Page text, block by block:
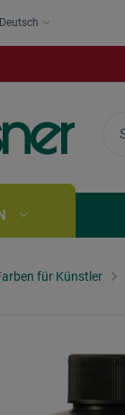
Deutsch
für Künstler